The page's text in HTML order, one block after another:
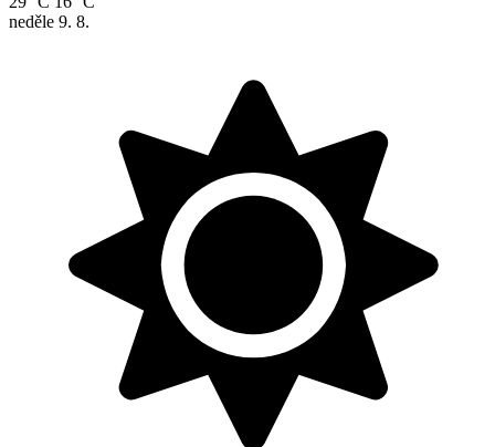
neděle 9. 8.